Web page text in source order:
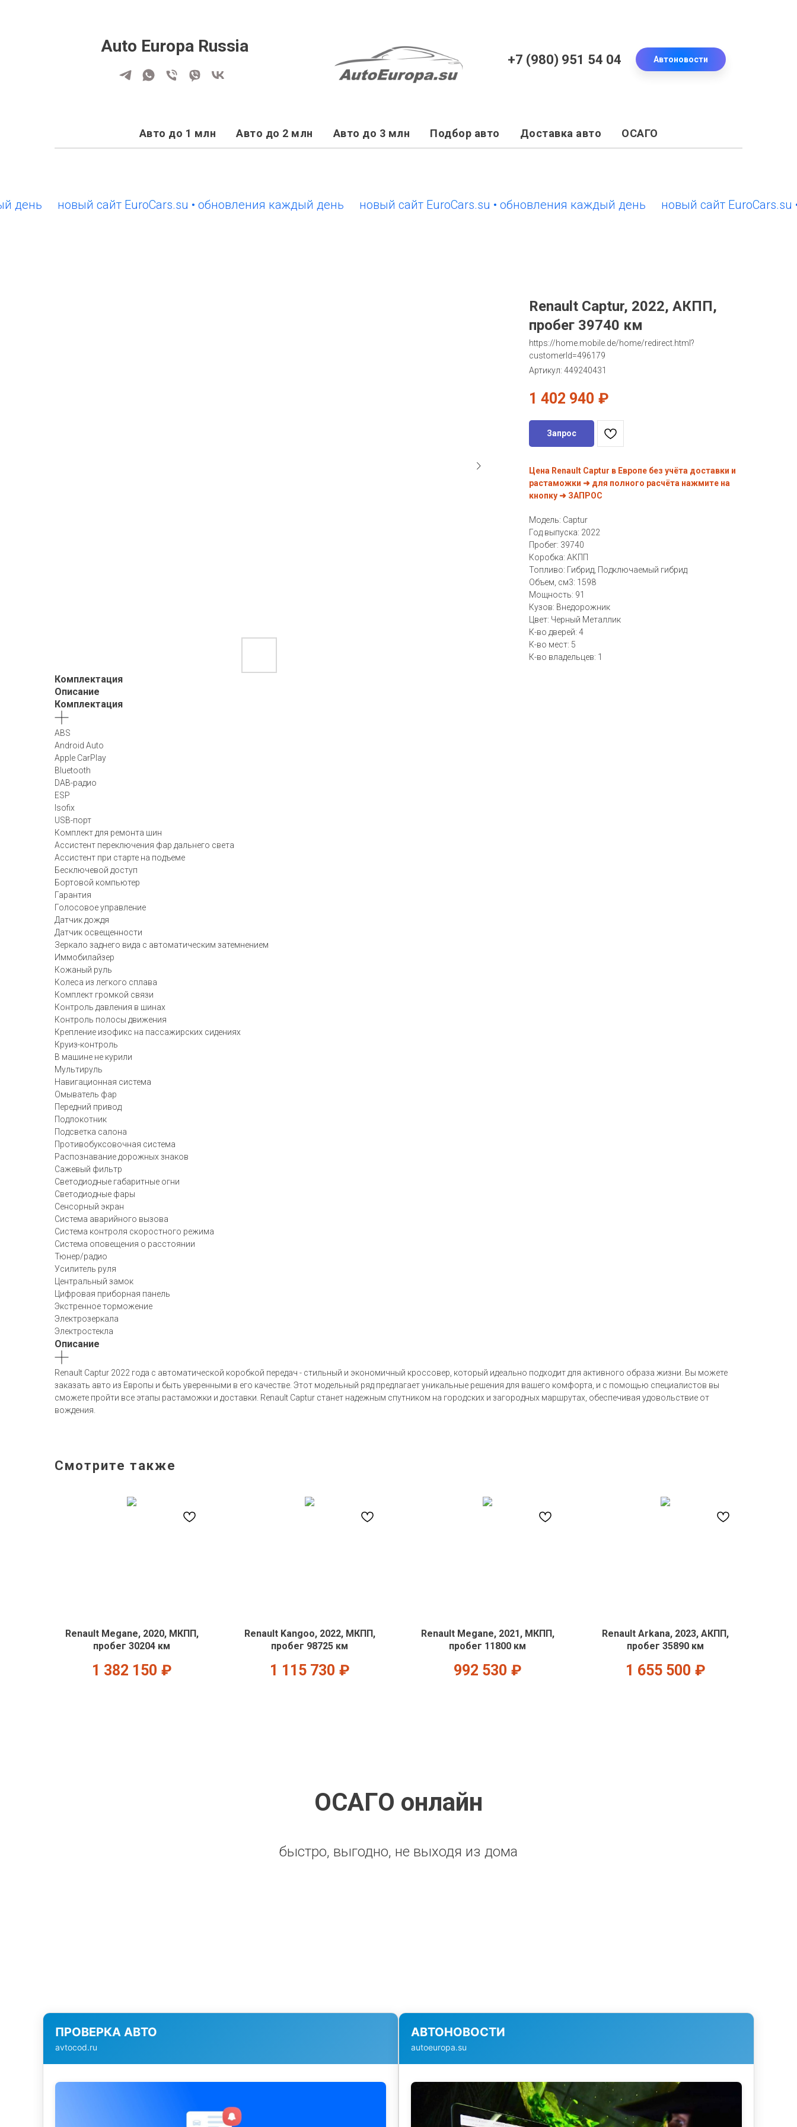
Auto Europa Russia
+7 (980) 951 54 04 Автоновости
Авто до 1 млн Авто до 2 млн Авто до 3 млн Подбор авто Доставка авто ОСАГО
новый сайт EuroCars.su • обновления каждый день новый сайт EuroCars.su • обновления каждый день новый сайт EuroCars.su •
Renault Captur, 2022, АКПП,
пробег 39740 км
https://home.mobile.de/home/redirect.html?
customerId=496179
Артикул: 449240431
1 402 940 ₽
Запрос
Цена Renault Captur в Европе без учёта доставки и
растаможки ➜ для полного расчёта нажмите на
кнопку ➜ ЗАПРОС
Модель: Captur
Год выпуска: 2022
Пробег: 39740
Коробка: АКПП
Топливо: Гибрид, Подключаемый гибрид
Объем, см3: 1598
Мощность: 91
Кузов: Внедорожник
Цвет: Черный Металлик
К-во дверей: 4
К-во мест: 5
К-во владельцев: 1
Комплектация
Описание
Комплектация
ABS
Android Auto
Apple CarPlay
Bluetooth
DAB-радио
ESP
Isofix
USB-порт
Комплект для ремонта шин
Ассистент переключения фар дальнего света
Ассистент при старте на подъеме
Бесключевой доступ
Бортовой компьютер
Гарантия
Голосовое управление
Датчик дождя
Датчик освещенности
Зеркало заднего вида с автоматическим затемнением
Иммобилайзер
Кожаный руль
Колеса из легкого сплава
Комплект громкой связи
Контроль давления в шинах
Контроль полосы движения
Крепление изофикс на пассажирских сидениях
Круиз-контроль
В машине не курили
Мультируль
Навигационная система
Омыватель фар
Передний привод
Подлокотник
Подсветка салона
Противобуксовочная система
Распознавание дорожных знаков
Сажевый фильтр
Светодиодные габаритные огни
Светодиодные фары
Сенсорный экран
Система аварийного вызова
Система контроля скоростного режима
Система оповещения о расстоянии
Тюнер/радио
Усилитель руля
Центральный замок
Цифровая приборная панель
Экстренное торможение
Электрозеркала
Электростекла
Описание
Renault Captur 2022 года с автоматической коробкой передач - стильный и экономичный кроссовер, который идеально подходит для активного образа жизни. Вы можете
заказать авто из Европы и быть уверенными в его качестве. Этот модельный ряд предлагает уникальные решения для вашего комфорта, и с помощью специалистов вы
сможете пройти все этапы растаможки и доставки. Renault Captur станет надежным спутником на городских и загородных маршрутах, обеспечивая удовольствие от
вождения.
Смотрите также
Renault Megane, 2020, МКПП,
пробег 30204 км
1 382 150 ₽
Renault Kangoo, 2022, МКПП,
пробег 98725 км
1 115 730 ₽
Renault Megane, 2021, МКПП,
пробег 11800 км
992 530 ₽
Renault Arkana, 2023, АКПП,
пробег 35890 км
1 655 500 ₽
ОСАГО онлайн
быстро, выгодно, не выходя из дома
ПРОВЕРКА АВТО
avtocod.ru
АВТОНОВОСТИ
autoeuropa.su